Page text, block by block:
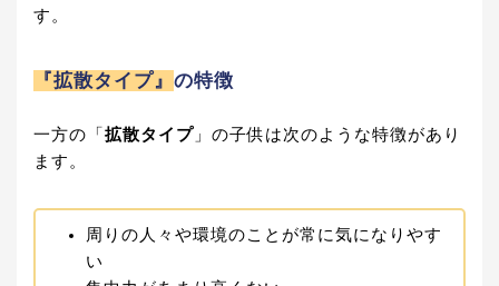
す。
『拡散タイプ』 の特徴
一方の「 拡散タイプ 」の子供は次のような特徴があり
ます。
周りの人々や環境のことが常に気になりやす
い